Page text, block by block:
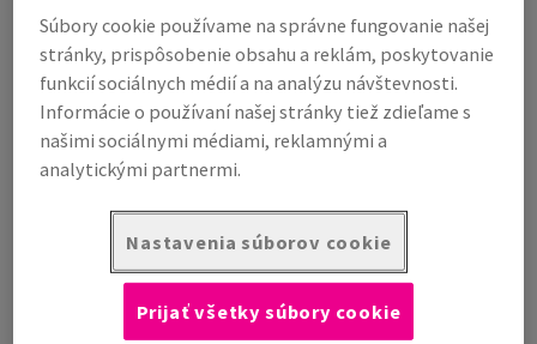
Súbory cookie používame na správne fungovanie našej
stránky, prispôsobenie obsahu a reklám, poskytovanie
funkcií sociálnych médií a na analýzu návštevnosti.
Informácie o používaní našej stránky tiež zdieľame s
našimi sociálnymi médiami, reklamnými a
analytickými partnermi.
Nastavenia súborov cookie
Prijať všetky súbory cookie